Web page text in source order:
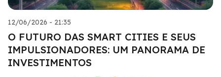
12/06/2026 - 21:35
O FUTURO DAS SMART CITIES E SEUS
IMPULSIONADORES: UM PANORAMA DE
INVESTIMENTOS